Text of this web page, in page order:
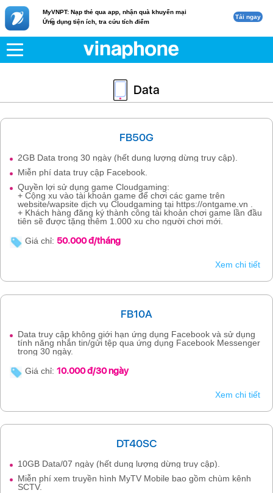
MyVNPT: Nạp thẻ qua app, nhận quà khuyến mại
Ứng dụng tiện ích, tra cứu tích điểm
c Tải ngay
Data
FB50G
2GB Data trong 30 ngày (hết dung lượng dừng truy cập).
Miễn phí data truy cập Facebook.
Quyền lợi sử dụng game Cloudgaming:
+ Cộng xu vào tài khoản game để chơi các game trên
website/wapsite dịch vụ Cloudgaming tại https://ontgame.vn .
+ Khách hàng đăng ký thành công tài khoản chơi game lần đầu
tiên sẽ được tặng thêm 1.000 xu cho người chơi mới.
Giá chỉ: 50.000 đ/tháng
Xem chi tiết
FB10A
Data truy cập không giới hạn ứng dụng Facebook và sử dụng
tính năng nhắn tin/gửi tệp qua ứng dụng Facebook Messenger
trong 30 ngày.
Giá chỉ: 10.000 đ/30 ngày
Xem chi tiết
DT40SC
10GB Data/07 ngày (hết dung lượng dừng truy cập).
Miễn phí xem truyền hình MyTV Mobile bao gồm chùm kênh
SCTV.